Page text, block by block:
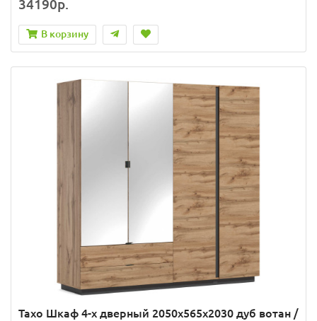
34190р.
В корзину
Тахо Шкаф 4-х дверный 2050x565x2030 дуб вотан /